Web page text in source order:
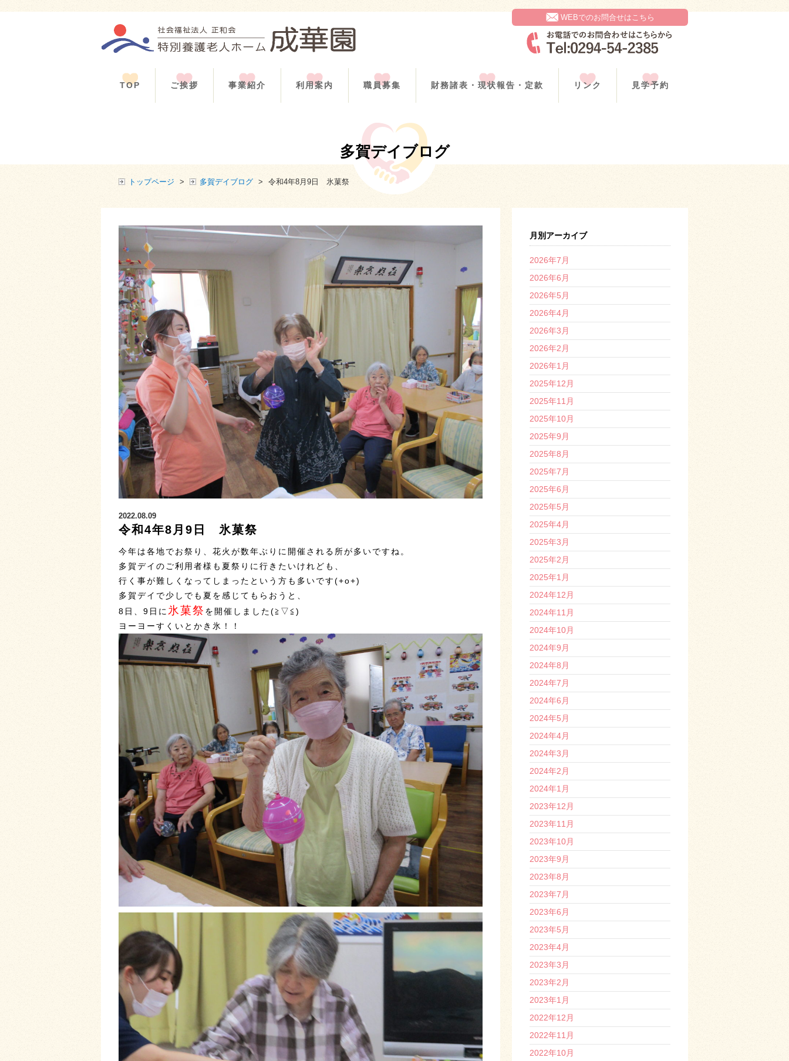
WEBでのお問合せはこちら
TOP ご挨拶 事業紹介 利用案内 職員募集 財務諸表・現状報告・定款 リンク 見学予約
多賀デイブログ
トップページ > 多賀デイブログ > 令和4年8月9日 氷菓祭
2022.08.09
令和4年8月9日 氷菓祭
今年は各地でお祭り、花火が数年ぶりに開催される所が多いですね。
多賀デイのご利用者様も夏祭りに行きたいけれども、
行く事が難しくなってしまったという方も多いです(+o+)
多賀デイで少しでも夏を感じてもらおうと、
8日、9日に 氷菓祭 を開催しました(≧▽≦)
ヨーヨーすくいとかき氷！！
月別アーカイブ
2026年7月
2026年6月
2026年5月
2026年4月
2026年3月
2026年2月
2026年1月
2025年12月
2025年11月
2025年10月
2025年9月
2025年8月
2025年7月
2025年6月
2025年5月
2025年4月
2025年3月
2025年2月
2025年1月
2024年12月
2024年11月
2024年10月
2024年9月
2024年8月
2024年7月
2024年6月
2024年5月
2024年4月
2024年3月
2024年2月
2024年1月
2023年12月
2023年11月
2023年10月
2023年9月
2023年8月
2023年7月
2023年6月
2023年5月
2023年4月
2023年3月
2023年2月
2023年1月
2022年12月
2022年11月
2022年10月